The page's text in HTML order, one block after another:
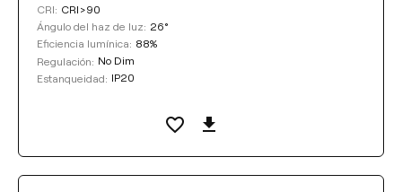
CRI: CRI>90
Ángulo del haz de luz: 26°
Eficiencia lumínica: 88%
Regulación: No Dim
Estanqueidad: IP20